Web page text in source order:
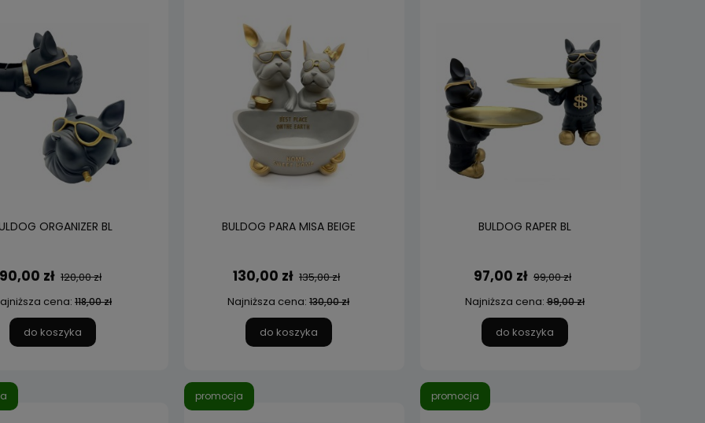
ORGANIZER BL
90,00 zł 120,00 zł
cena: 118,00 zł
do koszyka
BULDOG PARA MISA BEIGE
130,00 zł 135,00 zł
Najniższa cena: 130,00 zł
do koszyka
BULDOG RAPER BL
97,00 zł 99,00 zł
Najniższa cena:99,00 zł
do koszyka
promocja promocja